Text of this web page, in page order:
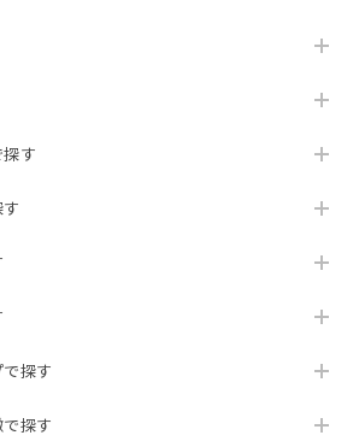
探す
探す
探す
いられます。そしてとても癒されます。
度か落ちました。ヒーターを使わず炎だ
うなものがいくつか付いていました。埃
ように見え、その点は少し残念です。
23インチ 遠赤外線３D電気暖炉 ラニントン ブラウン＆アンティークシルバー / ロイドグランデ / 送料、開梱・組立・設置無料 / LLOYD GRANDE / ハイグレード電気暖炉シリーズ
it was supposed to be and installed
be recommending Lloyd Grande from